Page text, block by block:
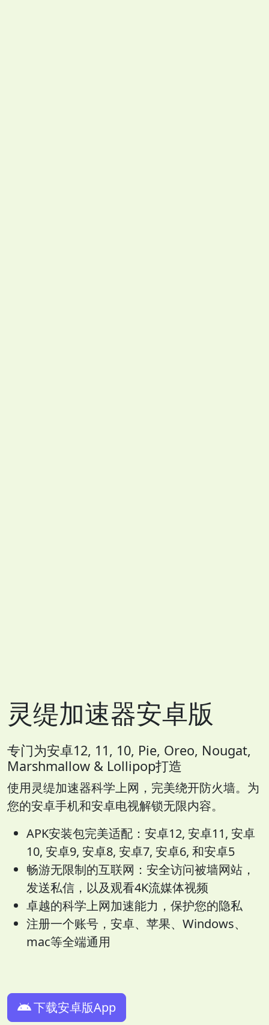
灵缇加速器安卓版
专门为安卓12, 11, 10, Pie, Oreo, Nougat,
Marshmallow & Lollipop打造
使用灵缇加速器科学上网，完美绕开防火墙。为
您的安卓手机和安卓电视解锁无限内容。
APK安装包完美适配：安卓12, 安卓11, 安卓
10, 安卓9, 安卓8, 安卓7, 安卓6, 和安卓5
畅游无限制的互联网：安全访问被墙网站，
发送私信，以及观看4K流媒体视频
卓越的科学上网加速能力，保护您的隐私
注册一个账号，安卓、苹果、Windows、
mac等全端通用
下载安卓版App